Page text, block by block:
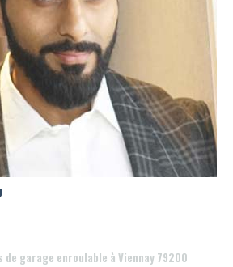
garage enroulable à Viennay 79200